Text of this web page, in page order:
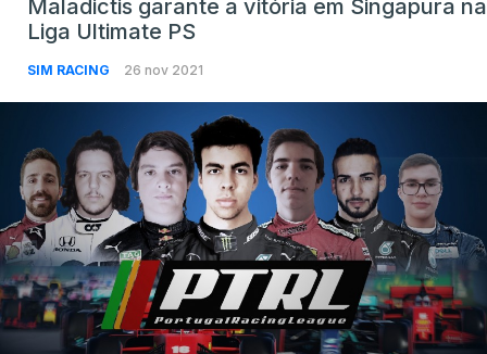
Maladictis garante a vitória em Singapura na
Liga Ultimate PS
SIM RACING 26 nov 2021